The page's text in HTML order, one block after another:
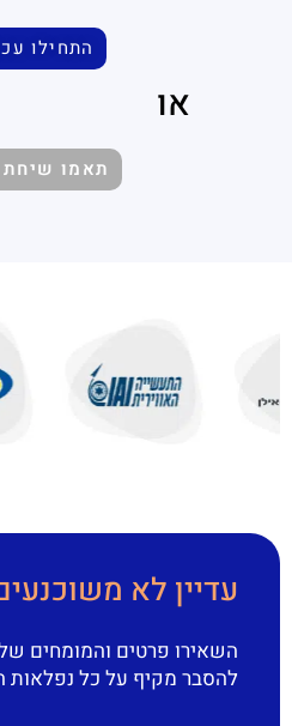
התחילו
או
תאמו
עדיין לא
השאירו פרטים והמומחים
להסבר מקיף על כל נפלאות